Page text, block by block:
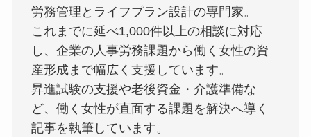
労務管理とライフプラン設計の専門家。
これまでに延べ1,000件以上の相談に対応
し、企業の人事労務課題から働く女性の資
産形成まで幅広く支援しています。
昇進試験の支援や老後資金・介護準備な
ど、働く女性が直面する課題を解決へ導く
記事を執筆しています。